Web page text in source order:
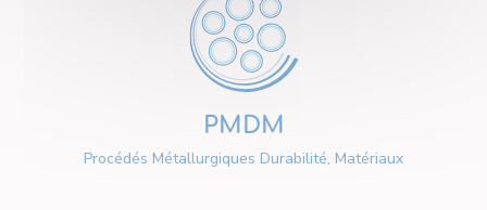
PMDM
Procédés Métallurgiques Durabilité, Matériaux